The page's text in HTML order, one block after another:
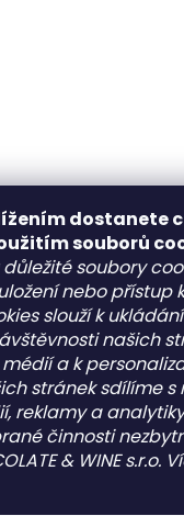
dostanete
souborů
soubory
nebo přístup
slouží k
našich
a k
stránek sdílíme s
reklamy a
činnosti
& WINE s.r.o.